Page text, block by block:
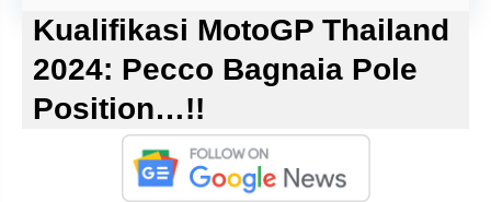
Kualifikasi MotoGP Thailand
2024: Pecco Bagnaia Pole
Position…!!